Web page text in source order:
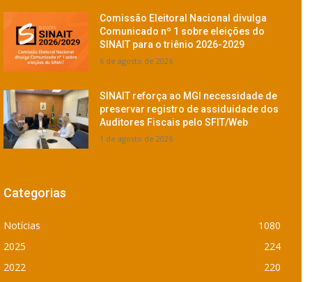
Comissão Eleitoral Nacional divulga
Comunicado nº 1 sobre eleições do
SINAIT para o triênio 2026-2029
6 de agosto de 2026
SINAIT reforça ao MGI necessidade de
preservar registro de assiduidade dos
Auditores Fiscais pelo SFIT/Web
1 de agosto de 2026
Categorias
Notícias
1080
2025
224
2022
220